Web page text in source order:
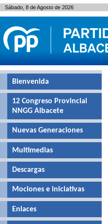
Bienvenida
12 Congreso Provincial
NNGG Albacete
Nuevas Generaciones
Multimedias
Descargas
Mociones e iniciativas
Enlaces
Sábado, 8 de Agosto de 2026